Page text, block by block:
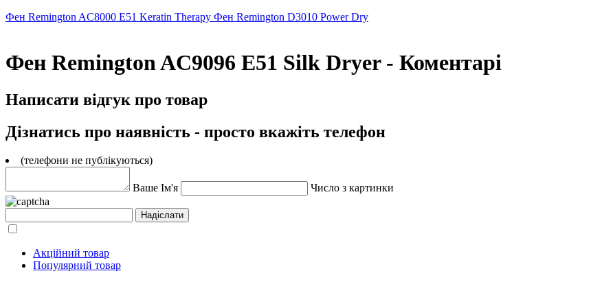
Фен Remington AC8000 E51 Keratin Therapy Фен Remington D3010 Power Dry
Фен Remington AC9096 E51 Silk Dryer - Коментарі
Написати відгук про товар
Дізнатись про наявність - просто вкажіть телефон
(телефони не публікуються)
Ваше Ім'я Число з картинки
Акційний товар
Популярний товар